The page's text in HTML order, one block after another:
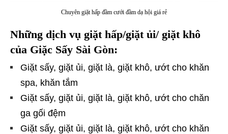
Chuyên giặt hấp đầm cưới đầm dạ hội giá rẻ
Những dịch vụ giặt hấp/giặt ủi/ giặt khô
của Giặc Sấy Sài Gòn:
Giặt sấy, giặt ủi, giặt là, giặt khô, ướt cho khăn
spa, khăn tắm
Giặt sấy, giặt ủi, giặt là, giặt khô, ướt cho chăn
ga gối đệm
Giặt sấy, giặt ủi, giặt là, giặt khô, ướt cho khăn